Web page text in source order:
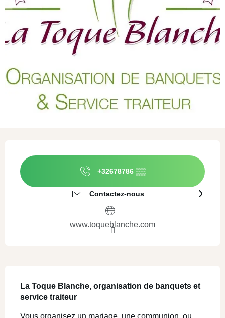
Ouverture et coordonnées
+32678786 ▒▒
Contactez-nous
www.toqueblanche.com
La Toque Blanche, organisation de banquets et
service traiteur
Vous organisez un mariage, une communion, ou